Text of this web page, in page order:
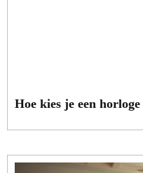
Hoe kies je een